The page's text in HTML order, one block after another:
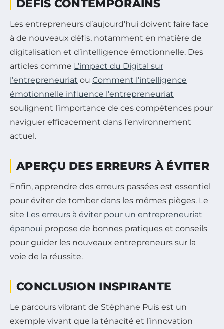
DÉFIS CONTEMPORAINS
Les entrepreneurs d’aujourd’hui doivent faire face
à de nouveaux défis, notamment en matière de
digitalisation et d’intelligence émotionnelle. Des
articles comme L’impact du Digital sur
l’entrepreneuriat ou Comment l’intelligence
émotionnelle influence l’entrepreneuriat
soulignent l’importance de ces compétences pour
naviguer efficacement dans l’environnement
actuel.
APERÇU DES ERREURS À ÉVITER
Enfin, apprendre des erreurs passées est essentiel
pour éviter de tomber dans les mêmes pièges. Le
site Les erreurs à éviter pour un entrepreneuriat
épanoui propose de bonnes pratiques et conseils
pour guider les nouveaux entrepreneurs sur la
voie de la réussite.
CONCLUSION INSPIRANTE
Le parcours vibrant de Stéphane Puis est un
exemple vivant que la ténacité et l’innovation